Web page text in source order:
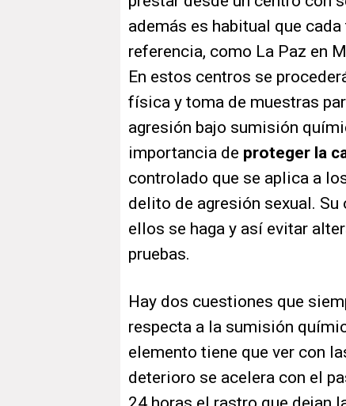
además es habitual que
referencia, como La Paz en
En estos centros se
física y toma de muestras
agresión bajo sumisión
importancia de proteger la
controlado que se aplica a
delito de agresión sexual.
ellos se haga y así evitar
pruebas.
Hay dos cuestiones que
respecta a la sumisión
elemento tiene que ver con
deterioro se acelera con el